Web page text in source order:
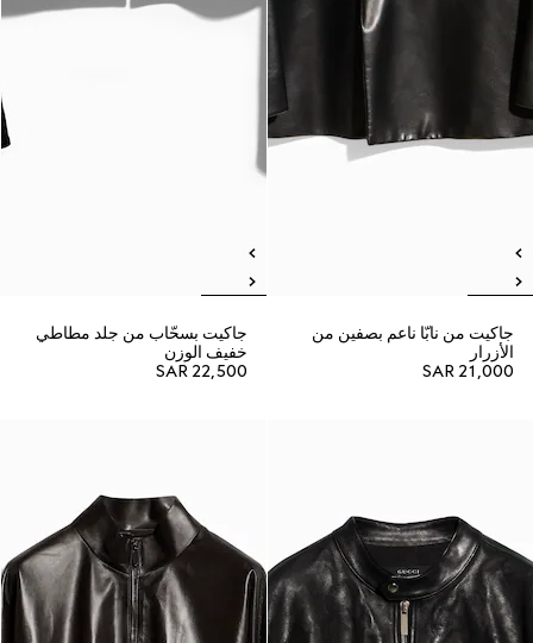
جاكيت من نابّا ناعم بصفين من
الأزرار
SAR 21,000
جاكيت بسحّاب من جلد مطاطي
خفيف الوزن
SAR 22,500